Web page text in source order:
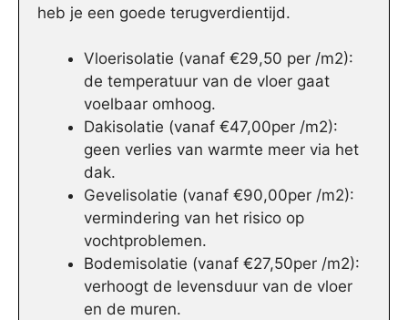
heb je een goede terugverdientijd.
Vloerisolatie (vanaf €29,50 per /m2):
de temperatuur van de vloer gaat
voelbaar omhoog.
Dakisolatie (vanaf €47,00per /m2):
geen verlies van warmte meer via het
dak.
Gevelisolatie (vanaf €90,00per /m2):
vermindering van het risico op
vochtproblemen.
Bodemisolatie (vanaf €27,50per /m2):
verhoogt de levensduur van de vloer
en de muren.